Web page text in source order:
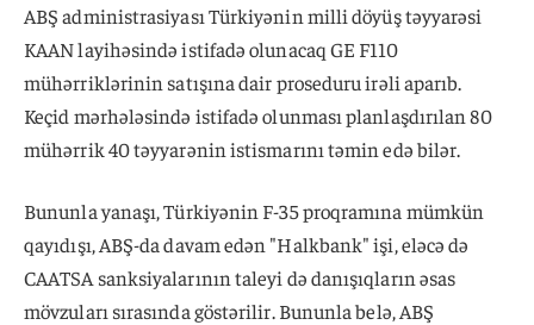
ABŞ administrasiyası Türkiyənin milli döyüş təyyarəsi
KAAN layihəsində istifadə olunacaq GE F110
mühərriklərinin satışına dair proseduru irəli aparıb.
Keçid mərhələsində istifadə olunması planlaşdırılan 80
mühərrik 40 təyyarənin istismarını təmin edə bilər.
Bununla yanaşı, Türkiyənin F-35 proqramına mümkün
qayıdışı, ABŞ-da davam edən "Halkbank" işi, eləcə də
CAATSA sanksiyalarının taleyi də danışıqların əsas
mövzuları sırasında göstərilir. Bununla belə, ABŞ